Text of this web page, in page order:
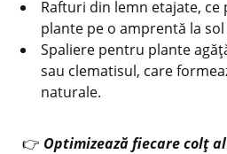
Rafturi din lemn etajate, ce
plante pe o amprentă la
Spaliere pentru plante
sau clematisul, care
naturale.
👉 Optimizează fiecare colț